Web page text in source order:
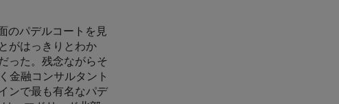
のパデルコートを見
がはっきりとわか
った。残念ながらそ
金融コンサルタント
ンで最も有名なパデ